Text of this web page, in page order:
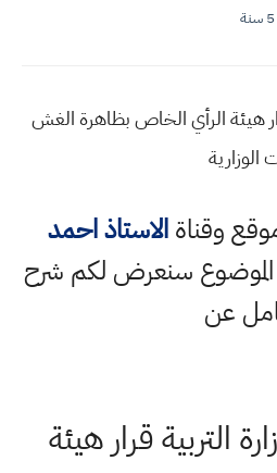
هيئة الرأي الخاص بظاهرة الغش
الوزارية
وقناةالاستاذ احمد
الموضوع سنعرض لكم شرح
عن
التربية قرار هيئة